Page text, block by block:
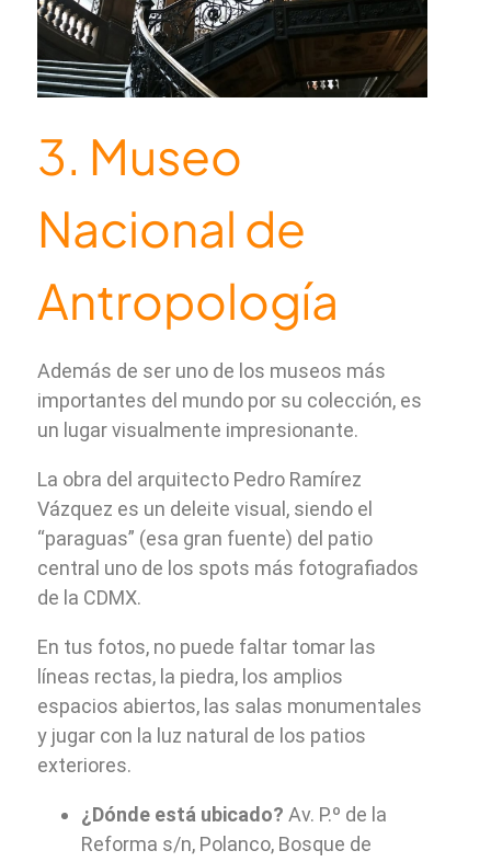
3. Museo
Nacional de
Antropología
Además de ser uno de los museos más
importantes del mundo por su colección, es
un lugar visualmente impresionante.
La obra del arquitecto Pedro Ramírez
Vázquez es un deleite visual, siendo el
“paraguas” (esa gran fuente) del patio
central uno de los spots más fotografiados
de la CDMX.
En tus fotos, no puede faltar tomar las
líneas rectas, la piedra, los amplios
espacios abiertos, las salas monumentales
y jugar con la luz natural de los patios
exteriores.
¿Dónde está ubicado? Av. P.º de la
Reforma s/n, Polanco, Bosque de